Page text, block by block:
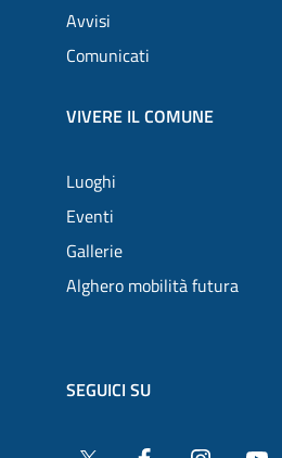
Avvisi
Comunicati
VIVERE IL COMUNE
Luoghi
Eventi
Gallerie
Alghero mobilità futura
SEGUICI SU